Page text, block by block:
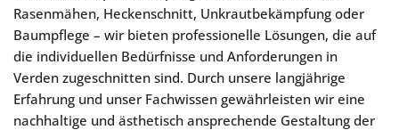
Rasenmähen, Heckenschnitt, Unkrautbekämpfung oder
Baumpflege – wir bieten professionelle Lösungen, die auf
die individuellen Bedürfnisse und Anforderungen in
Verden zugeschnitten sind. Durch unsere langjährige
Erfahrung und unser Fachwissen gewährleisten wir eine
nachhaltige und ästhetisch ansprechende Gestaltung der